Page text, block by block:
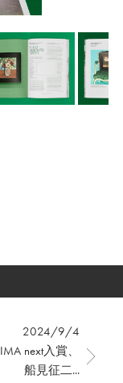
2024/9/4
IMA next入賞、
船見征二...